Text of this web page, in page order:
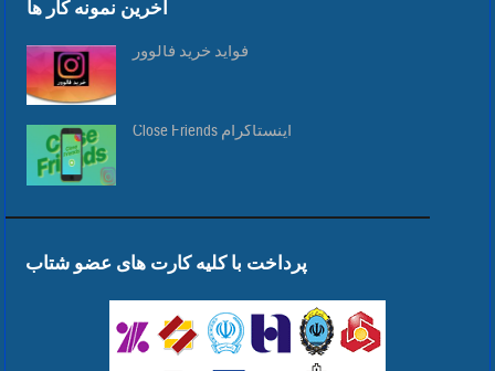
آخرین نمونه کار ها
فواید خرید فالوور
Close Friends اینستاگرام
پرداخت با کلیه کارت های عضو شتاب